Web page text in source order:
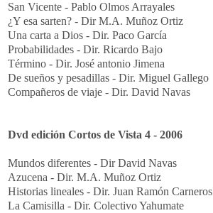
San Vicente - Pablo Olmos Arrayales
¿Y esa sarten? - Dir M.A. Muñoz Ortiz
Una carta a Dios - Dir. Paco García
Probabilidades - Dir. Ricardo Bajo
Término - Dir. José antonio Jimena
De sueños y pesadillas - Dir. Miguel Gallego
Compañeros de viaje - Dir. David Navas
Dvd edición Cortos de Vista 4 - 2006
Mundos diferentes - Dir David Navas
Azucena - Dir. M.A. Muñoz Ortiz
Historias lineales - Dir. Juan Ramón Carneros
La Camisilla - Dir. Colectivo Yahumate